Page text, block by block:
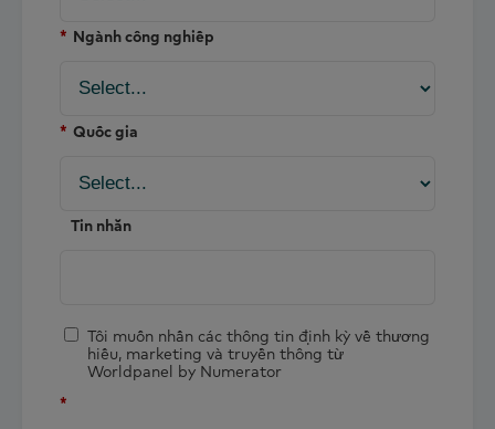
* Ngành công nghiệp
* Quốc gia
Tin nhắn
Tôi muốn nhận các thông tin định kỳ về thương
hiệu, marketing và truyền thông từ
Worldpanel by Numerator
*